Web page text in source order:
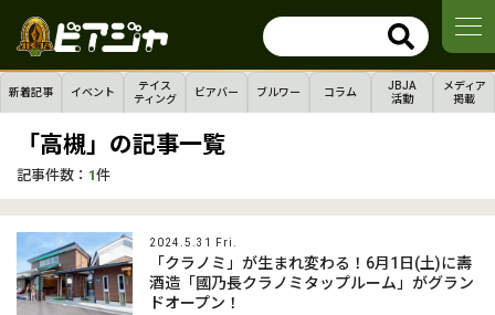
新着記事 イベント
テイス
ティング
ビアバー ブルワー コラム
JBJA
活動
メディア
掲載
「高槻」の記事一覧
記事件数： 1件
2024.5.31 Fri.
「クラノミ」が生まれ変わる！6月1日(土)に壽
酒造「國乃長クラノミタップルーム」がグラン
ドオープン！